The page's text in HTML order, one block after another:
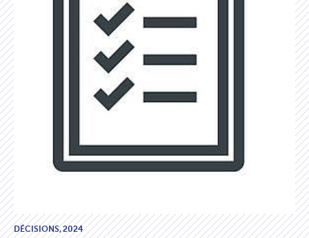
DÉCISIONS,2024